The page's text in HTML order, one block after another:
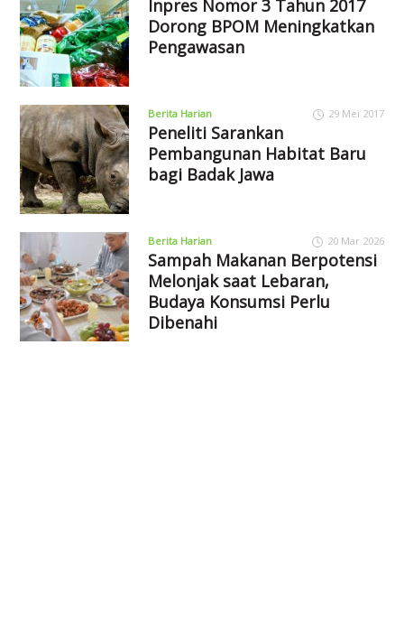
Inpres Nomor 3 Tahun 2017
Dorong BPOM Meningkatkan
Pengawasan
Berita Harian 29 Mei 2017
Peneliti Sarankan
Pembangunan Habitat Baru
bagi Badak Jawa
Berita Harian 20 Mar 2026
Sampah Makanan Berpotensi
Melonjak saat Lebaran,
Budaya Konsumsi Perlu
Dibenahi